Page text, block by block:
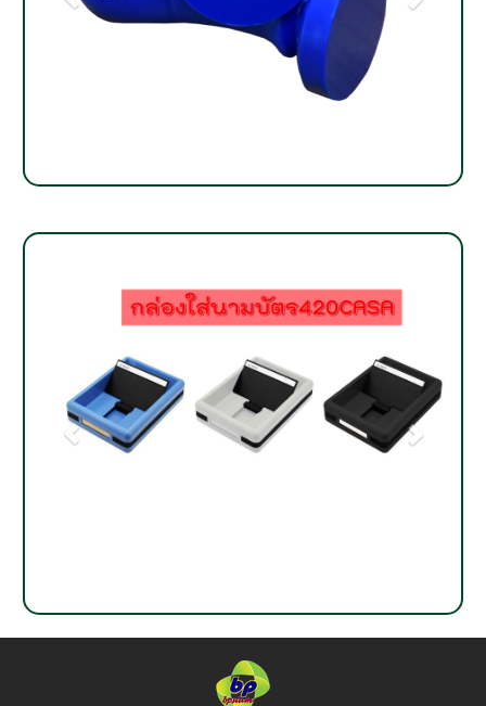
ห้างหุ้นส่วนจำกัด บี พี สยามเทรดดิ้ง200 ซอยสุคนธสวัสดิ์ 1 แขวง
เขตลาดพร้าว กรุงเทพฯ 10230